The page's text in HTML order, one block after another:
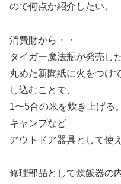
ので何点か紹介したい。
消費財から・・
タイガー魔法瓶が発売し
丸めた新聞紙に火をつけ
し込むことで、
1〜5合の米を炊き上げる
キャンプなど
アウトドア器具として使
修理部品として炊飯器の